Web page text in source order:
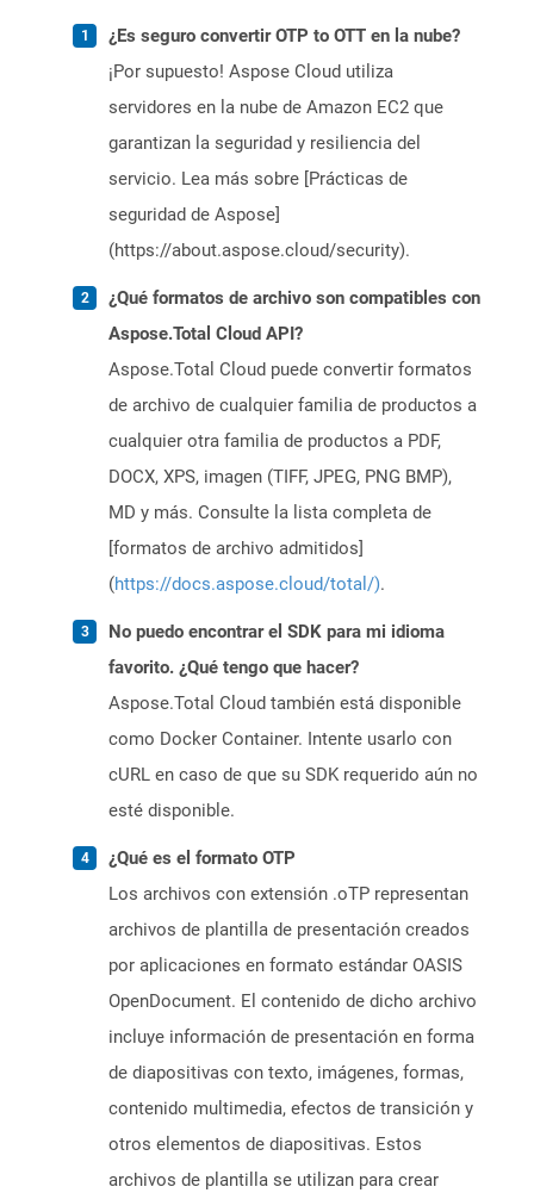
¿Es seguro convertir OTP to OTT en la nube?
¡Por supuesto! Aspose Cloud utiliza
servidores en la nube de Amazon EC2 que
garantizan la seguridad y resiliencia del
servicio. Lea más sobre [Prácticas de
seguridad de Aspose]
(https://about.aspose.cloud/security).
¿Qué formatos de archivo son compatibles con
Aspose.Total Cloud API?
Aspose.Total Cloud puede convertir formatos
de archivo de cualquier familia de productos a
cualquier otra familia de productos a PDF,
DOCX, XPS, imagen (TIFF, JPEG, PNG BMP),
MD y más. Consulte la lista completa de
[formatos de archivo admitidos]
(https://docs.aspose.cloud/total/).
No puedo encontrar el SDK para mi idioma
favorito. ¿Qué tengo que hacer?
Aspose.Total Cloud también está disponible
como Docker Container. Intente usarlo con
cURL en caso de que su SDK requerido aún no
esté disponible.
¿Qué es el formato OTP
Los archivos con extensión .oTP representan
archivos de plantilla de presentación creados
por aplicaciones en formato estándar OASIS
OpenDocument. El contenido de dicho archivo
incluye información de presentación en forma
de diapositivas con texto, imágenes, formas,
contenido multimedia, efectos de transición y
otros elementos de diapositivas. Estos
archivos de plantilla se utilizan para crear